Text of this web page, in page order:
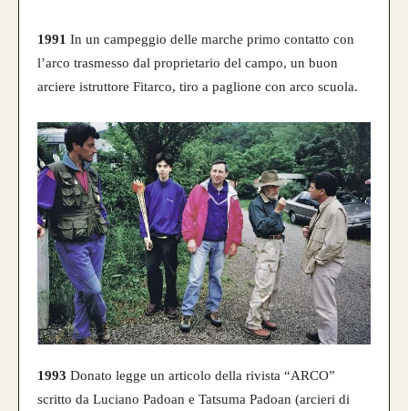
1991 In un campeggio delle marche primo contatto con
l’arco trasmesso dal proprietario del campo, un buon
arciere istruttore Fitarco, tiro a paglione con arco scuola.
1993 Donato legge un articolo della rivista “ARCO”
scritto da Luciano Padoan e Tatsuma Padoan (arcieri di